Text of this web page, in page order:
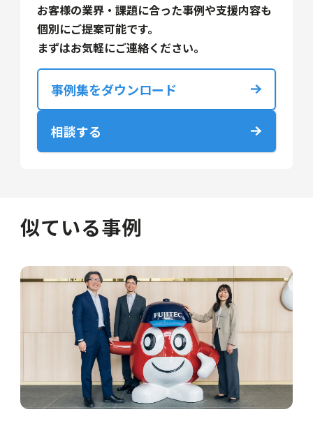
お客様の業界・課題に合った事例や支援内容も
個別にご提案可能です。
まずはお気軽にご連絡ください。
事例集をダウンロード
相談する
似ている事例